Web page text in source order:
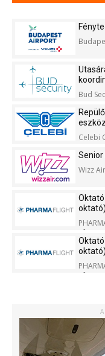
Bud
Celebi
Senior
Wizz
oktató)
Kft.
oktató)
Kft.